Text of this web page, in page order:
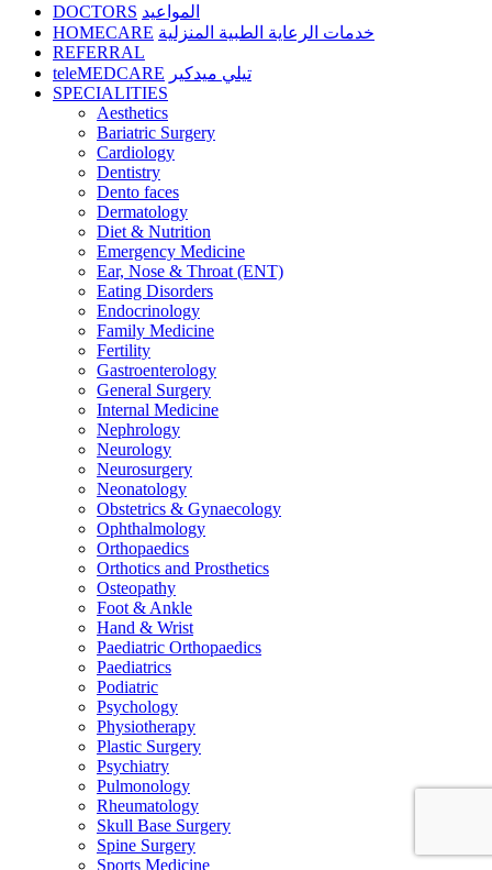
DOCTORS المواعيد
HOMECARE خدمات الرعاية الطبية المنزلية
REFERRAL
teleMEDCARE تيلي ميدكير
SPECIALITIES
Aesthetics
Bariatric Surgery
Cardiology
Dentistry
Dento faces
Dermatology
Diet & Nutrition
Emergency Medicine
Ear, Nose & Throat (ENT)
Eating Disorders
Endocrinology
Family Medicine
Fertility
Gastroenterology
General Surgery
Internal Medicine
Nephrology
Neurology
Neurosurgery
Neonatology
Obstetrics & Gynaecology
Ophthalmology
Orthopaedics
Orthotics and Prosthetics
Osteopathy
Foot & Ankle
Hand & Wrist
Paediatric Orthopaedics
Paediatrics
Podiatric
Psychology
Physiotherapy
Plastic Surgery
Psychiatry
Pulmonology
Rheumatology
Skull Base Surgery
Spine Surgery
Sports Medicine